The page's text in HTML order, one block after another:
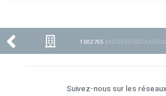
1 002 705 ENTREPRISES
Suivez-nous sur les